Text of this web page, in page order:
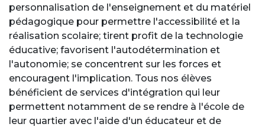
personnalisation de l'enseignement et du matériel
pédagogique pour permettre l'accessibilité et la
réalisation scolaire; tirent profit de la technologie
éducative; favorisent l'autodétermination et
l'autonomie; se concentrent sur les forces et
encouragent l'implication. Tous nos élèves
bénéficient de services d'intégration qui leur
permettent notamment de se rendre à l'école de
leur quartier avec l'aide d'un éducateur et de